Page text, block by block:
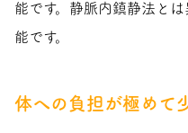
能です。静脈内鎮静法と
能です。
体への負担が極めて